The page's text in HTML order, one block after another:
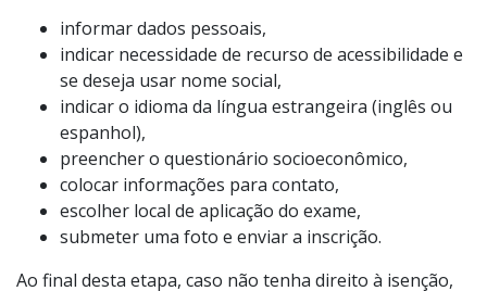
informar dados pessoais,
indicar necessidade de recurso de acessibilidade e
se deseja usar nome social,
indicar o idioma da língua estrangeira (inglês ou
espanhol),
preencher o questionário socioeconômico,
colocar informações para contato,
escolher local de aplicação do exame,
submeter uma foto e enviar a inscrição.
Ao final desta etapa, caso não tenha direito à isenção,